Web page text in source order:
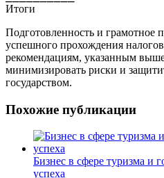
Итоги
Подготовленность и грамотное
успешного прохождения
рекомендациям, указанным
минимизировать риски и
государством.
Похожие публикации
Бизнес в сфере туризма и
успеха